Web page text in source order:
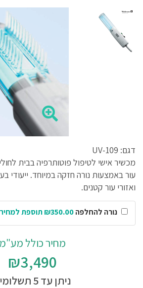
דגם: UV-109
מכשיר אישי לטיפול פוטותרפיה בבית
עור באמצעות נורה חזקה במיוחד. ייעודי
ואזורי עור קטנים.
נורה להחלפה₪350.00 תוספת למחיר המוצר
מחיר כולל מע"מ
₪3,490
ניתן עד 5 תשלומים